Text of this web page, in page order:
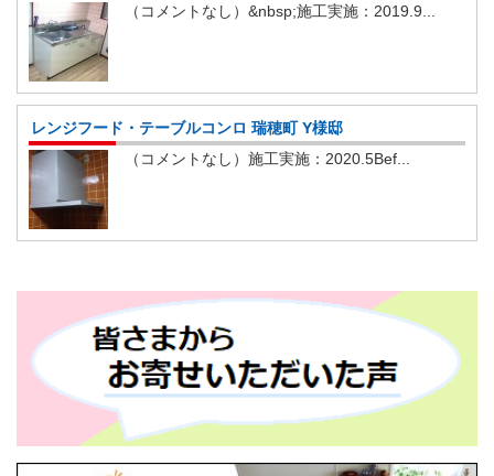
（コメントなし）&nbsp;施工実施：2019.9...
レンジフード・テーブルコンロ 瑞穂町 Y様邸
（コメントなし）施工実施：2020.5Bef...